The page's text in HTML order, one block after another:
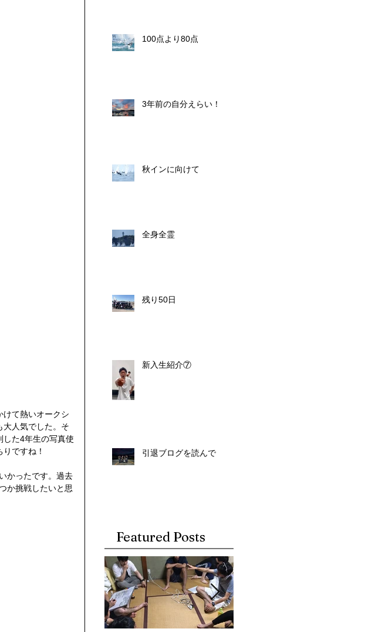
けて熱いオークシ
大人気でした。そ
した4年生の写真使
ですね！
かったです。過去
か挑戦したいと思
100点より80点
3年前の自分えらい！
秋インに向けて
全身全霊
残り50日
新入生紹介⑦
引退ブログを読んで
Featured Posts